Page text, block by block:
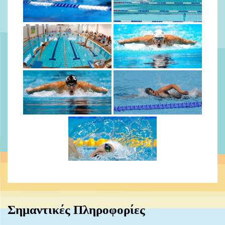
Σημαντικές Πληροφορίες